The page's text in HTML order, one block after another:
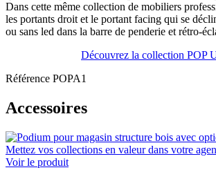
Dans cette même collection de mobiliers
les portants droit et le portant facing qui se
ou sans led dans la barre de penderie et rétro-
Découvrez la collection POP
Référence POPA1
Accessoires
Voir le produit